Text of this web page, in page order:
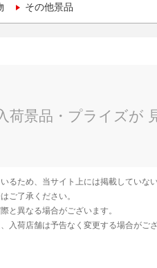
その他景品